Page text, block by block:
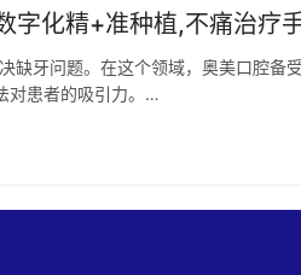
字化精+准种植,不痛治疗
缺牙问题。在这个领域，奥美口腔备
对患者的吸引力。…